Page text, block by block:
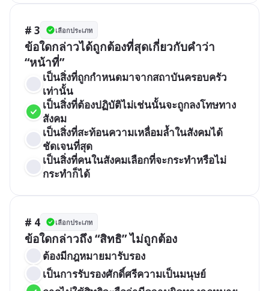
# 3 เลือกประเภท
ข้อใดกล่าวได้ถูกต้องที่สุดเกี่ยวกับคำว่า
“หน้าที่”
เป็นสิ่งที่ถูกกำหนดมาจากสถาบันครอบครัว
เท่านั้น
เป็นสิ่งที่ต้องปฏิบัติไม่เช่นนั้นจะถูกลงโทษทาง
สังคม
เป็นสิ่งที่สะท้อนความเหลื่อมล้ำในสังคมได้
ชัดเจนที่สุด
เป็นสิ่งที่คนในสังคมเลือกที่จะกระทำหรือไม่
กระทำก็ได้
# 4 เลือกประเภท
ข้อใดกล่าวถึง “สิทธิ” ไม่ถูกต้อง
ต้องมีกฎหมายมารับรอง
เป็นการรับรองศักดิ์ศรีความเป็นมนุษย์